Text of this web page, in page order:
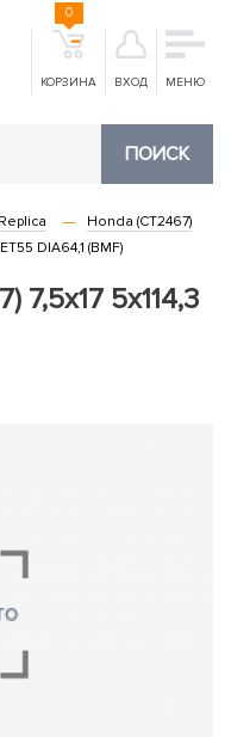
КОРЗИНА
0
ВХОД МЕНЮ
ПОИСК
Replica
Honda (CT2467)
DIA64,1 (BMF)
7,5x17 5x114,3